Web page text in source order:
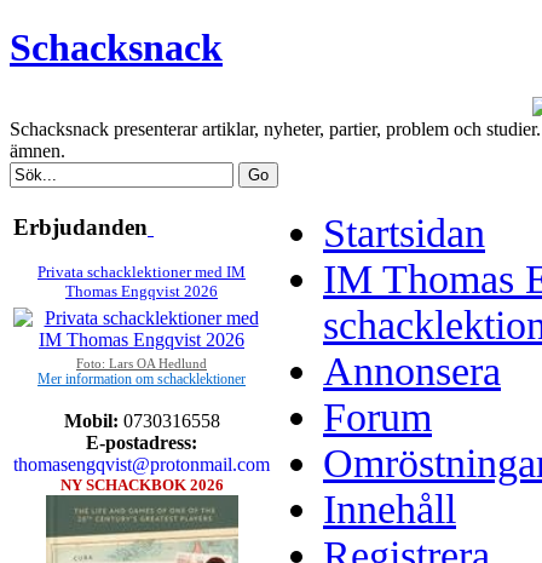
Schacksnack
Schacksnack presenterar artiklar, nyheter, partier, problem och
ämnen.
Erbjudanden
Privata schacklektioner med IM
Thomas Engqvist 2026
Foto: Lars OA Hedlund
Mer information om schacklektioner
Mobil: 0730316558
E-postadress:
thomasengqvist@protonmail.com
NY SCHACKBOK 2026
Startsidan
IM Thomas
Annonsera
Forum
Innehåll